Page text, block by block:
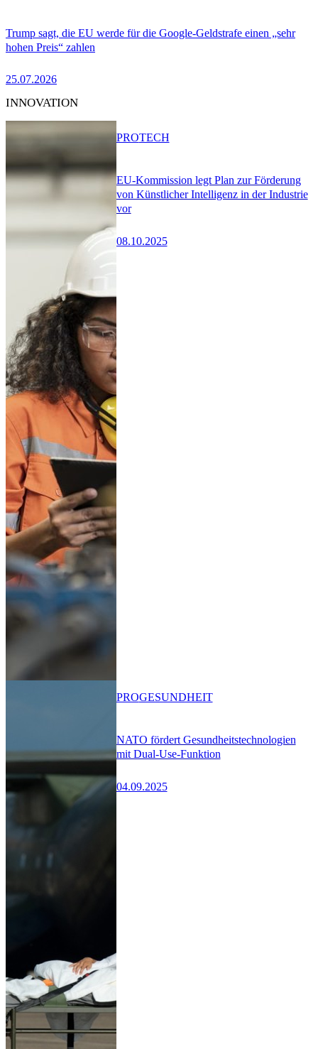
Trump sagt, die EU werde für die Google-Geldstrafe einen „sehr
hohen Preis“ zahlen
25.07.2026
INNOVATION
EU-Kommission legt Plan zur Förderung
von Künstlicher Intelligenz in der Industrie
vor
08.10.2025
PROTECH
NATO fördert Gesundheitstechnologien
mit Dual-Use-Funktion
04.09.2025
PROGESUNDHEIT